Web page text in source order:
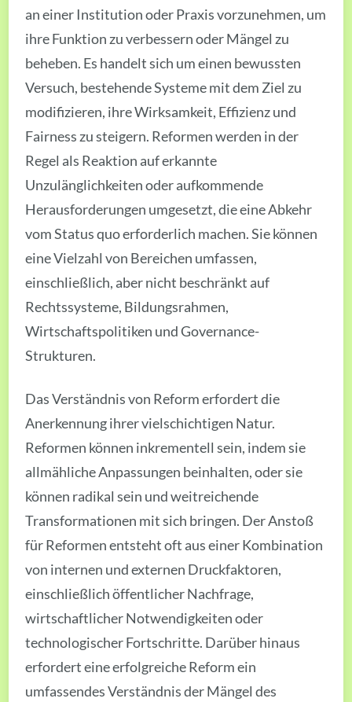
an einer Institution oder Praxis vorzunehmen, um
ihre Funktion zu verbessern oder Mängel zu
beheben. Es handelt sich um einen bewussten
Versuch, bestehende Systeme mit dem Ziel zu
modifizieren, ihre Wirksamkeit, Effizienz und
Fairness zu steigern. Reformen werden in der
Regel als Reaktion auf erkannte
Unzulänglichkeiten oder aufkommende
Herausforderungen umgesetzt, die eine Abkehr
vom Status quo erforderlich machen. Sie können
eine Vielzahl von Bereichen umfassen,
einschließlich, aber nicht beschränkt auf
Rechtssysteme, Bildungsrahmen,
Wirtschaftspolitiken und Governance-
Strukturen.
Das Verständnis von Reform erfordert die
Anerkennung ihrer vielschichtigen Natur.
Reformen können inkrementell sein, indem sie
allmähliche Anpassungen beinhalten, oder sie
können radikal sein und weitreichende
Transformationen mit sich bringen. Der Anstoß
für Reformen entsteht oft aus einer Kombination
von internen und externen Druckfaktoren,
einschließlich öffentlicher Nachfrage,
wirtschaftlicher Notwendigkeiten oder
technologischer Fortschritte. Darüber hinaus
erfordert eine erfolgreiche Reform ein
umfassendes Verständnis der Mängel des